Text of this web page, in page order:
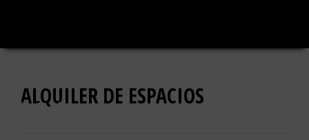
contenido
ALQUILER DE ESPACIOS